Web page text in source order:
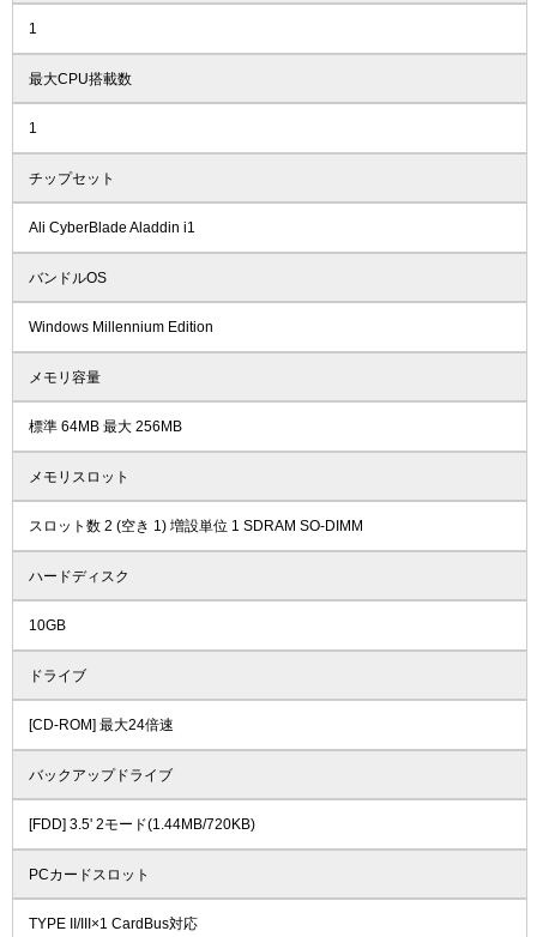
1
最大CPU搭載数
1
チップセット
Ali CyberBlade Aladdin i1
バンドルOS
Windows Millennium Edition
メモリ容量
標準 64MB 最大 256MB
メモリスロット
スロット数 2 (空き 1) 増設単位 1 SDRAM SO-DIMM
ハードディスク
10GB
ドライブ
[CD-ROM] 最大24倍速
バックアップドライブ
[FDD] 3.5' 2モード(1.44MB/720KB)
PCカードスロット
TYPE II/III×1 CardBus対応